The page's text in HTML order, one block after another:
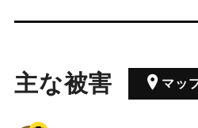
主な被害 マッ